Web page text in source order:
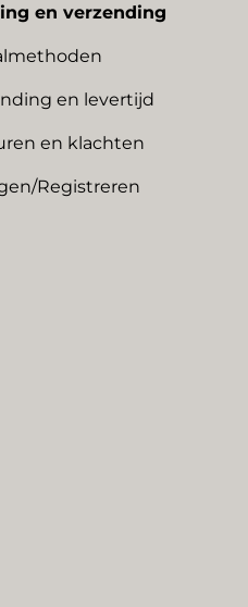
en verzending
en levertijd
en klachten
Registreren